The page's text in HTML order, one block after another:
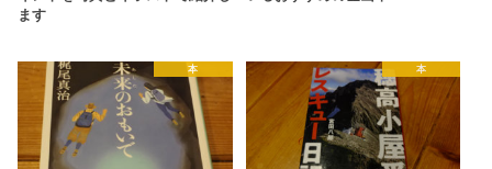
ます
本 本